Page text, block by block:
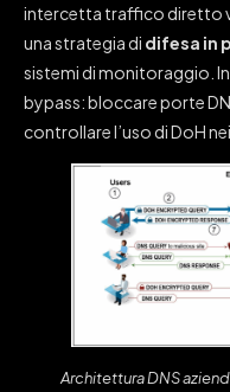
intercetta traffico diretto
una strategia di difesa in
sistemi di monitoraggio.
bypass: bloccare porte
controllare l’uso di DoH
Architettura DNS